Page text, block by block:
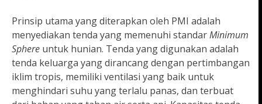
Prinsip utama yang diterapkan oleh PMI adalah
menyediakan tenda yang memenuhi standarMinimum
Sphere untuk hunian. Tenda yang digunakan adalah
tenda keluarga yang dirancang dengan pertimbangan
iklim tropis, memiliki ventilasi yang baik untuk
menghindari suhu yang terlalu panas, dan terbuat